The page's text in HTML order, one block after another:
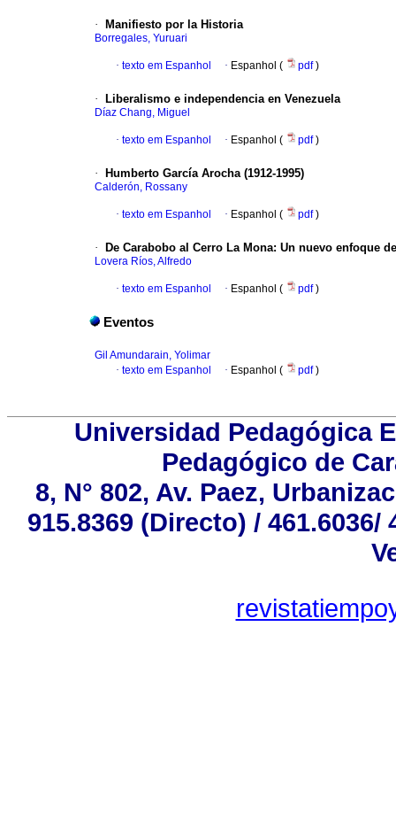
· Manifiesto por la Historia
Borregales, Yuruari
· texto em Espanhol · Espanhol ( pdf)
· Liberalismo e independencia en Venezuela
Díaz Chang, Miguel
· texto em Espanhol · Espanhol ( pdf)
· Humberto García Arocha (1912-1995)
Calderón, Rossany
· texto em Espanhol · Espanhol ( pdf)
· De Carabobo al Cerro La Mona: Un nuevo enfoque
Lovera Ríos, Alfredo
· texto em Espanhol · Espanhol ( pdf)
Eventos
Gil Amundarain, Yolimar
· texto em Espanhol · Espanhol ( pdf)
Universidad Pedagógica
Pedagógico de
8, N° 802, Av. Paez,
915.8369 (Directo) / 461.6036/